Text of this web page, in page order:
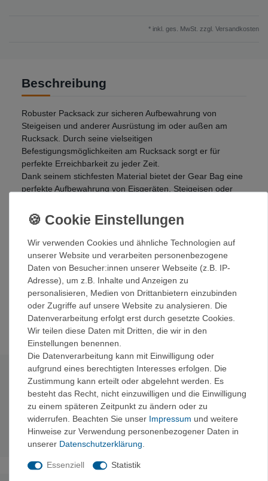
* inkl. ges. MwSt. zzgl. Versandkosten
Beschreibung
Robuster Packsack zur sicheren Aufbewahrung von
Steigeisen und anderer Ausrüstung im oder außen am
Rucksack. Durch seine vielseitigen
Befestigungsmöglichkeiten am Rucksack sorgt er für
perfekte Erreichbarkeit zu jeder Zeit.
Dank seinem stichfesten Material bietet der Gear Bag eine
perfekte Aufbewahrung von Eisgeräten, Steigeisen oder
Details:
Feuchtigkeitsdurchlässiges Mesh-Material für
optimale Belüftung - vermeidet Vereisen oder Rost.
Vielseitige Befestigungsmöglichkeiten am Rucksack
sorgen für perfekte Erreichbarkeit zu jeder Zeit.
Stichfestes Material für die Aufbewahrung von
scharfem Eisgerät wie Steigeisen oder Eisschrauben
geeignet.
Technische Daten
Gewicht: 63 g
Material:Feuchtigkeitsdurchlässiges Mesh-Material
Maße:27x12x9cm
Wir verwenden Cookies und ähnliche Technologien auf
unserer Website und verarbeiten personenbezogene
Daten von Besucher:innen unserer Webseite (z.B. IP-
Adresse), um z.B. Inhalte und Anzeigen zu
personalisieren, Medien von Drittanbietern einzubinden
oder Zugriffe auf unsere Website zu analysieren. Die
Datenverarbeitung erfolgt erst durch gesetzte Cookies.
Wir teilen diese Daten mit Dritten, die wir in den
Einstellungen benennen.
Die Datenverarbeitung kann mit Einwilligung oder
aufgrund eines berechtigten Interesses erfolgen. Die
Zustimmung kann erteilt oder abgelehnt werden. Es
besteht das Recht, nicht einzuwilligen und die Einwilligung
zu einem späteren Zeitpunkt zu ändern oder zu
widerrufen. Beachten Sie unser Impressum und weitere
Hinweise zur Verwendung personenbezogener Daten in
unserer Daten­schutz­erklärung.
Essenziell Statistik